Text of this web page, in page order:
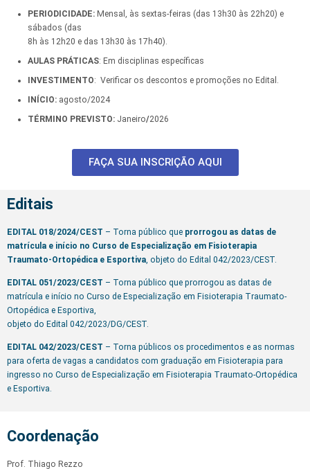
PERIODICIDADE: Mensal, às sextas-feiras (das 13h30 às 22h20) e
sábados (das
8h às 12h20 e das 13h30 às 17h40).
AULAS PRÁTICAS: Em disciplinas específicas
INVESTIMENTO: Verificar os descontos e promoções no Edital.
INÍCIO: agosto/2024
TÉRMINO PREVISTO: Janeiro/2026
FAÇA SUA INSCRIÇÃO AQUI
Editais
EDITAL 018/2024/CEST – Torna público que prorrogou as datas de
matrícula e início no Curso de Especialização em Fisioterapia
Traumato-Ortopédica e Esportiva, objeto do Edital 042/2023/CEST.
EDITAL 051/2023/CEST – Torna público que prorrogou as datas de
matrícula e início no Curso de Especialização em Fisioterapia Traumato-
Ortopédica e Esportiva,
objeto do Edital 042/2023/DG/CEST.
EDITAL 042/2023/CEST – Torna públicos os procedimentos e as normas
para oferta de vagas a candidatos com graduação em Fisioterapia para
ingresso no Curso de Especialização em Fisioterapia Traumato-Ortopédica
e Esportiva.
Coordenação
Prof. Thiago Rezzo